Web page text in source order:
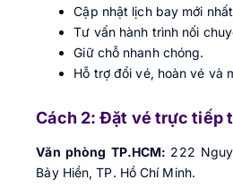
Cập nhật lịch bay mới
Tư vấn hành trình nối
Giữ chỗ nhanh chóng.
Hỗ trợ đổi vé, hoàn vé và
Cách 2: Đặt vé trực tiếp
Văn phòng TP.HCM: 222
Bảy Hiền, TP. Hồ Chí Minh.